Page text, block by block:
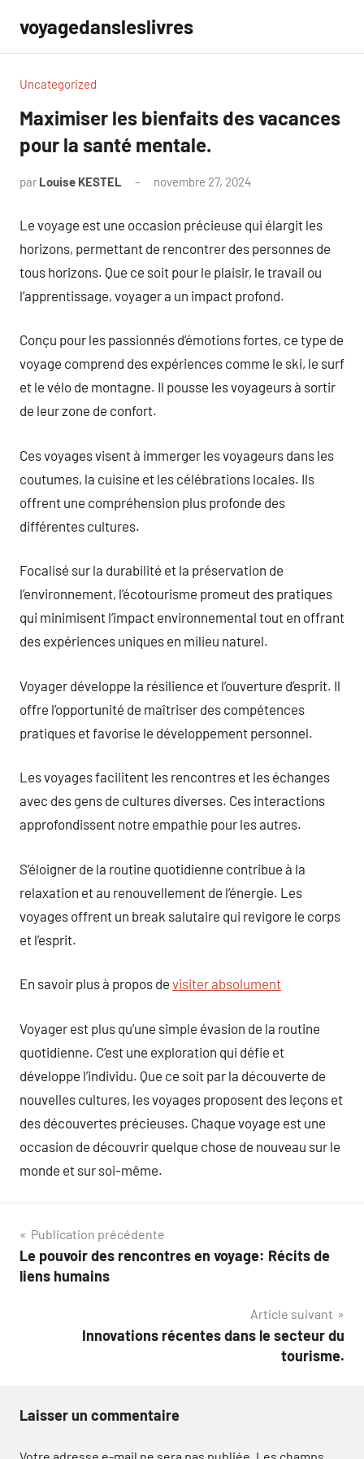
contenu
voyagedansleslivres
Uncategorized
Maximiser les bienfaits des vacances
pour la santé mentale.
par Louise KESTEL novembre 27, 2024
Le voyage est une occasion précieuse qui élargit les
horizons, permettant de rencontrer des personnes de
tous horizons. Que ce soit pour le plaisir, le travail ou
l’apprentissage, voyager a un impact profond.
Conçu pour les passionnés d’émotions fortes, ce type de
voyage comprend des expériences comme le ski, le surf
et le vélo de montagne. Il pousse les voyageurs à sortir
de leur zone de confort.
Ces voyages visent à immerger les voyageurs dans les
coutumes, la cuisine et les célébrations locales. Ils
offrent une compréhension plus profonde des
différentes cultures.
Focalisé sur la durabilité et la préservation de
l’environnement, l’écotourisme promeut des pratiques
qui minimisent l’impact environnemental tout en offrant
des expériences uniques en milieu naturel.
Voyager développe la résilience et l’ouverture d’esprit. Il
offre l’opportunité de maîtriser des compétences
pratiques et favorise le développement personnel.
Les voyages facilitent les rencontres et les échanges
avec des gens de cultures diverses. Ces interactions
approfondissent notre empathie pour les autres.
S’éloigner de la routine quotidienne contribue à la
relaxation et au renouvellement de l’énergie. Les
voyages offrent un break salutaire qui revigore le corps
et l’esprit.
En savoir plus à propos de visiter absolument
Voyager est plus qu’une simple évasion de la routine
quotidienne. C’est une exploration qui défie et
développe l’individu. Que ce soit par la découverte de
nouvelles cultures, les voyages proposent des leçons et
des découvertes précieuses. Chaque voyage est une
occasion de découvrir quelque chose de nouveau sur le
monde et sur soi-même.
Navigation
de
Publication précédente
Le pouvoir des rencontres en voyage: Récits de
liens humains
Article suivant
Innovations récentes dans le secteur du
tourisme.
Laisser un commentaire